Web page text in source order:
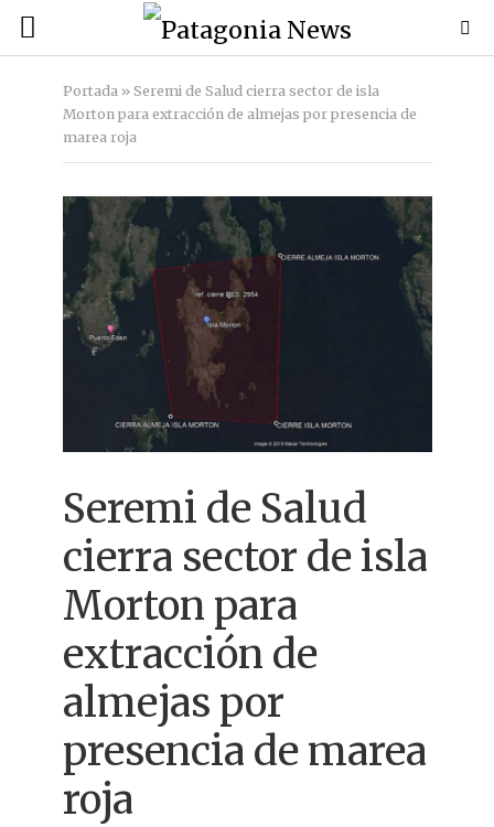
Portada» Seremi de Salud cierra sector de isla
Morton para extracción de almejas por presencia de
marea roja
Seremi de Salud
cierra sector de isla
Morton para
extracción de
almejas por
presencia de marea
roja